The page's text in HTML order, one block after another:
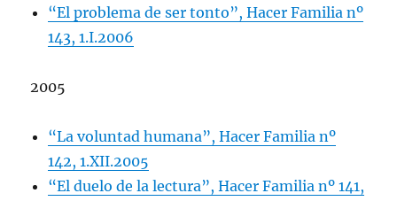
“El problema de ser tonto”, Hacer Familia nº
143, 1.I.2006
2005
“La voluntad humana”, Hacer Familia nº
142, 1.XII.2005
“El duelo de la lectura”, Hacer Familia nº 141,